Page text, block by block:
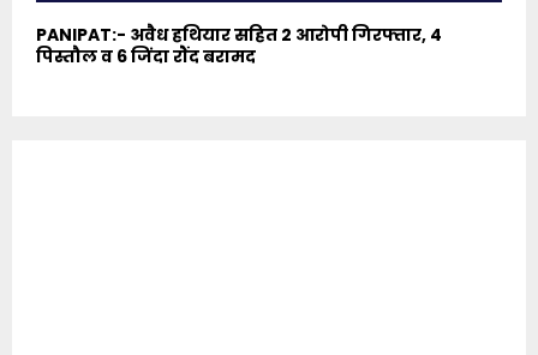
PANIPAT:- अवैध हथियार सहित 2 आरोपी गिरफ्तार, 4
पिस्तौल व 6 जिंदा रौंद बरामद